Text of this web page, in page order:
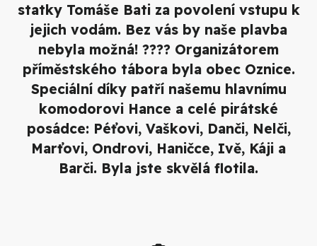
statky Tomáše Bati za povolení vstupu k
jejich vodám. Bez vás by naše plavba
nebyla možná! ???? Organizátorem
příměstského tábora byla obec Oznice.
Speciální díky patří našemu hlavnímu
komodorovi Hance a celé pirátské
posádce: Péťovi, Vaškovi, Danči, Nelči,
Marťovi, Ondrovi, Haničce, Ivě, Káji a
Barči. Byla jste skvělá flotila.